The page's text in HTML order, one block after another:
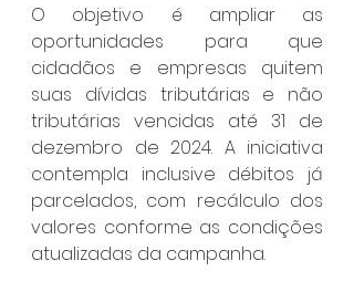
O objetivo é ampliar as
oportunidades para que
cidadãos e empresas quitem
suas dívidas tributárias e não
tributárias vencidas até 31 de
dezembro de 2024. A iniciativa
contempla inclusive débitos já
parcelados, com recálculo dos
valores conforme as condições
atualizadas da campanha.